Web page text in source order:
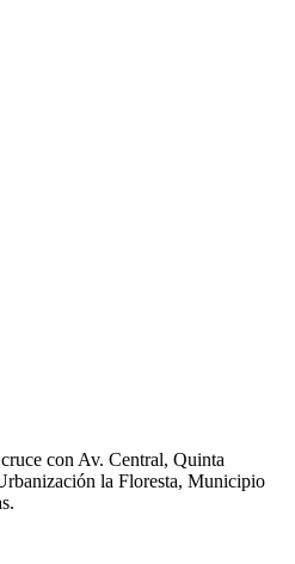
con Av. Central, Quinta
la Floresta, Municipio